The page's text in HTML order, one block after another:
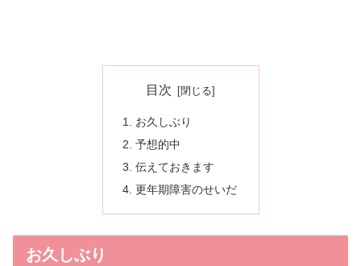
目次
お久しぶり
予想的中
伝えておきます
更年期障害のせいだ
お久しぶり